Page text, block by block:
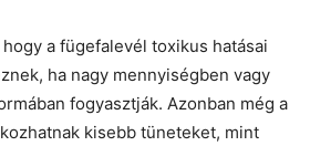
a fügefalevél toxikus hatásai
ha nagy mennyiségben vagy
fogyasztják. Azonban még a
kisebb tüneteket, mint